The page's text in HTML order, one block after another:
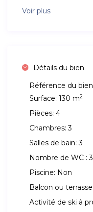
Voir plus
Détails du bien
Référence du
Surface: 130 m2
Pièces: 4
Chambres: 3
Salles de bain: 3
Nombre de WC : 3
Piscine: Non
Balcon ou terrasse:
Activité de ski à